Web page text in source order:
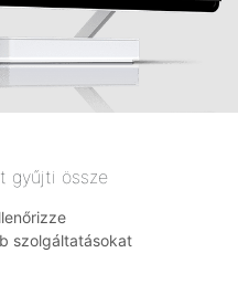
gyűjti össze
szolgáltatásokat